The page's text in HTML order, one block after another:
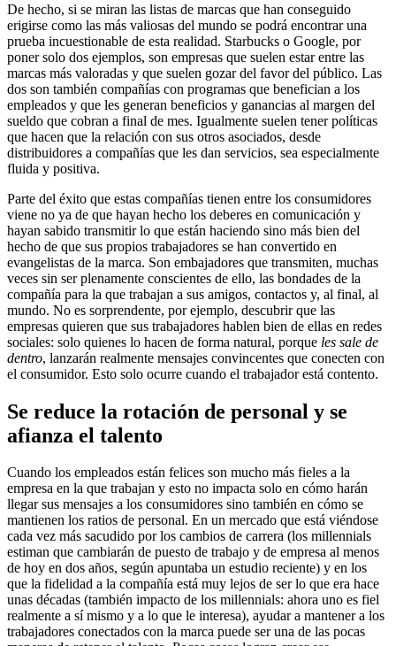
De hecho, si se miran las listas de marcas que han conseguido
erigirse como las más valiosas del mundo se podrá encontrar una
prueba incuestionable de esta realidad. Starbucks o Google, por
poner solo dos ejemplos, son empresas que suelen estar entre las
marcas más valoradas y que suelen gozar del favor del público. Las
dos son también compañías con programas que benefician a los
empleados y que les generan beneficios y ganancias al margen del
sueldo que cobran a final de mes. Igualmente suelen tener políticas
que hacen que la relación con sus otros asociados, desde
distribuidores a compañías que les dan servicios, sea especialmente
fluida y positiva.
Parte del éxito que estas compañías tienen entre los consumidores
viene no ya de que hayan hecho los deberes en comunicación y
hayan sabido transmitir lo que están haciendo sino más bien del
hecho de que sus propios trabajadores se han convertido en
evangelistas de la marca. Son embajadores que transmiten, muchas
veces sin ser plenamente conscientes de ello, las bondades de la
compañía para la que trabajan a sus amigos, contactos y, al final, al
mundo. No es sorprendente, por ejemplo, descubrir que las
empresas quieren que sus trabajadores hablen bien de ellas en redes
sociales: solo quienes lo hacen de forma natural, porque les sale de
dentro, lanzarán realmente mensajes convincentes que conecten con
el consumidor. Esto solo ocurre cuando el trabajador está contento.
Se reduce la rotación de personal y se
afianza el talento
Cuando los empleados están felices son mucho más fieles a la
empresa en la que trabajan y esto no impacta solo en cómo harán
llegar sus mensajes a los consumidores sino también en cómo se
mantienen los ratios de personal. En un mercado que está viéndose
cada vez más sacudido por los cambios de carrera (los millennials
estiman que cambiarán de puesto de trabajo y de empresa al menos
de hoy en dos años, según apuntaba un estudio reciente) y en los
que la fidelidad a la compañía está muy lejos de ser lo que era hace
unas décadas (también impacto de los millennials: ahora uno es fiel
realmente a sí mismo y a lo que le interesa), ayudar a mantener a los
trabajadores conectados con la marca puede ser una de las pocas